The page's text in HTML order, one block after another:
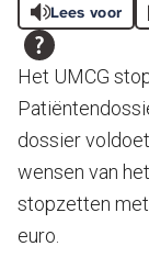
Lees voor
Het UMCG
dossier
wensen van
stopzetten
euro.